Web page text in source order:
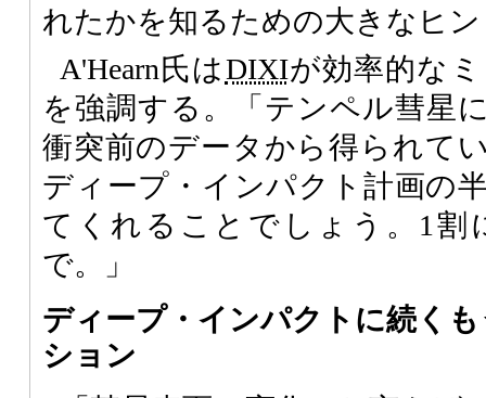
れたかを知るための大きなヒ
A'Hearn氏はDIXIが効率的な
を強調する。「テンペル彗星
衝突前のデータから得られて
ディープ・インパクト計画の
てくれることでしょう。1割
で。」
ディープ・インパクトに続く
ション